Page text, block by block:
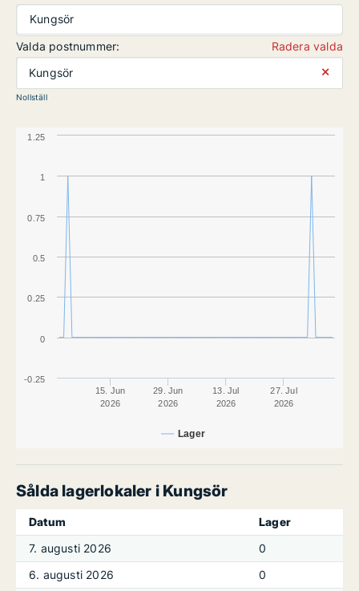
Kungsör
Valda postnummer:
Radera valda
Kungsör
⨯
Nollställ
Lager
15. Jun
2026
29. Jun
2026
13. Jul
2026
27. Jul
2026
0
1
-0.25
0.25
0.5
0.75
1.25
Sålda lagerlokaler i Kungsör
Datum
Lager
7. augusti 2026
0
6. augusti 2026
0